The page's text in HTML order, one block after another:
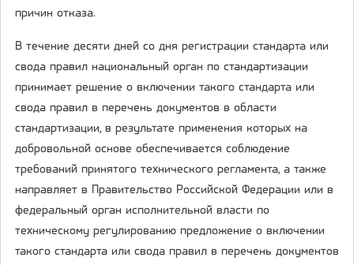
причин отказа.
В течение десяти дней со дня регистрации стандарта или
свода правил национальный орган по стандартизации
принимает решение о включении такого стандарта или
свода правил в перечень документов в области
стандартизации, в результате применения которых на
добровольной основе обеспечивается соблюдение
требований принятого технического регламента, а также
направляет в Правительство Российской Федерации или в
федеральный орган исполнительной власти по
техническому регулированию предложение о включении
такого стандарта или свода правил в перечень документов